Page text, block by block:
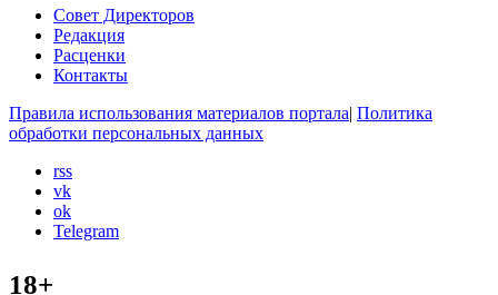
Совет Директоров
Редакция
Расценки
Контакты
Правила использования материалов портала| Политика
обработки персональных данных
rss
vk
ok
Telegram
18+